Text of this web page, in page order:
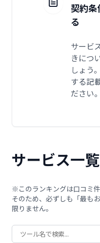
契約
る
サービ
きにつ
しょう
する記
ださい。
サービス一覧
※このランキングは口コミ
そのため、必ずしも「最も
限りません。